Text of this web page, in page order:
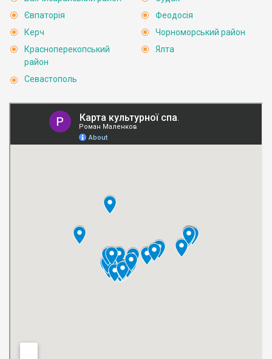
Євпаторія
Керч
Красноперекопський
район
Севастополь
Феодосія
Чорноморський район
Ялта